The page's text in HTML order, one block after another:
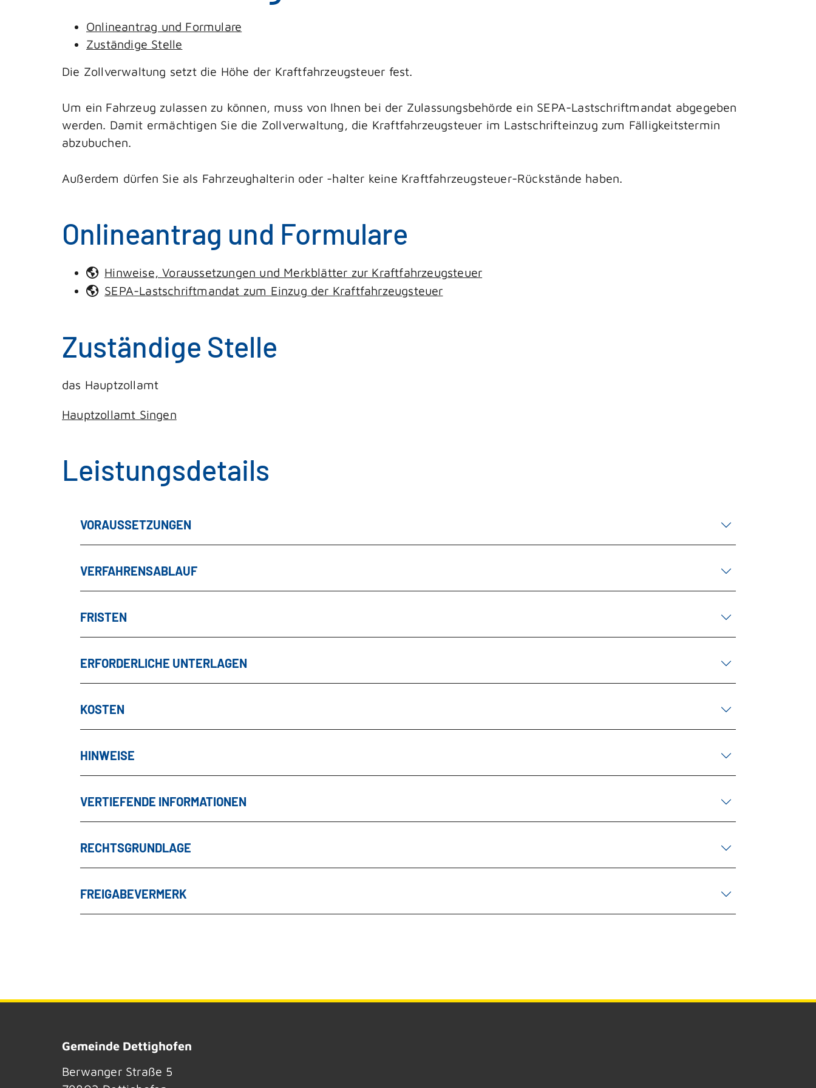
Onlineantrag und Formulare
Zuständige Stelle
Die Zollverwaltung setzt die Höhe der Kraftfahrzeugsteuer fest.
Um ein Fahrzeug zulassen zu können, muss von Ihnen bei der Zulassungsbehörde ein SEPA-Lastschriftmandat abgegeben
werden. Damit ermächtigen Sie die Zollverwaltung, die Kraftfahrzeugsteuer im Lastschrifteinzug zum Fälligkeitstermin
abzubuchen.
Außerdem dürfen Sie als Fahrzeughalterin oder -halter keine Kraftfahrzeugsteuer-Rückstände haben.
Onlineantrag und Formulare
Hinweise, Voraussetzungen und Merkblätter zur Kraftfahrzeugsteuer
SEPA-Lastschriftmandat zum Einzug der Kraftfahrzeugsteuer
Zuständige Stelle
das Hauptzollamt
Hauptzollamt Singen
Leistungsdetails
VORAUSSETZUNGEN
VERFAHRENSABLAUF
FRISTEN
ERFORDERLICHE UNTERLAGEN
KOSTEN
HINWEISE
VERTIEFENDE INFORMATIONEN
RECHTSGRUNDLAGE
FREIGABEVERMERK
Gemeinde Dettighofen
Berwanger Straße 5